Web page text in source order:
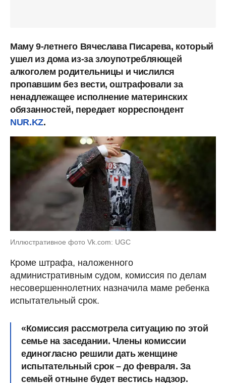
Маму 9-летнего Вячеслава Писарева, который
ушел из дома из-за злоупотребляющей
алкоголем родительницы и числился
пропавшим без вести, оштрафовали за
ненадлежащее исполнение материнских
обязанностей, передает корреспондент
NUR.KZ.
Иллюстративное фото Vk.com: UGC
Кроме штрафа, наложенного
административным судом, комиссия по делам
несовершеннолетних назначила маме ребенка
испытательный срок.
«Комиссия рассмотрела ситуацию по этой
семье на заседании. Члены комиссии
единогласно решили дать женщине
испытательный срок – до февраля. За
семьей отныне будет вестись надзор.